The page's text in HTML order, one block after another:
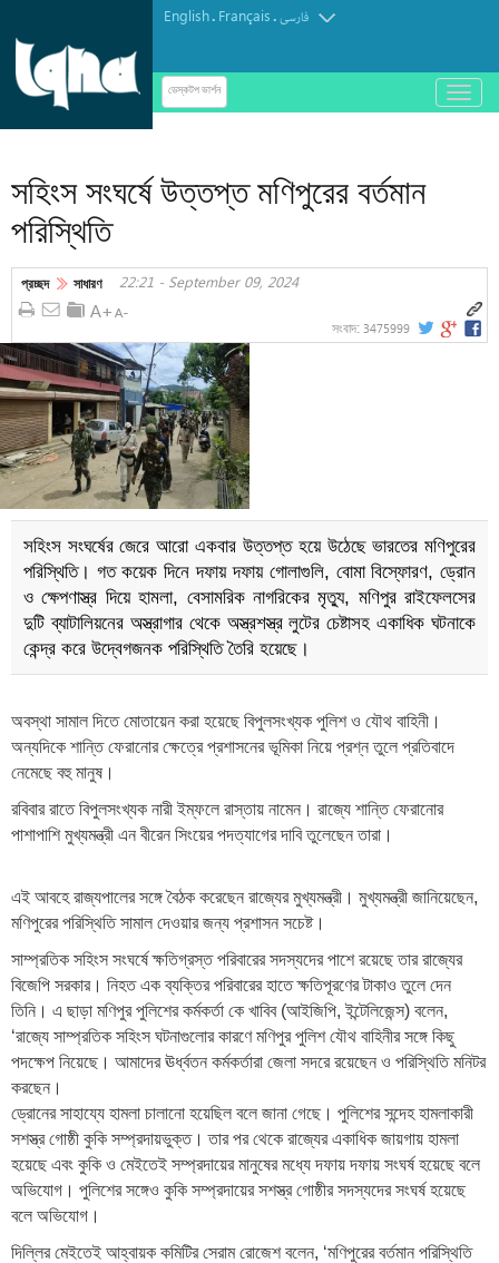
English. Français.فارسی
ডেস্কটপ ভার্শন
باز
و
সহিংস সংঘর্ষে উত্তপ্ত মণিপুরের বর্তমান
পরিস্থিতি
প্রচ্ছদ সাধারণ 22:21 - September 09, 2024
সংবাদ: 3475999
সহিংস সংঘর্ষের জেরে আরো একবার উত্তপ্ত হয়ে উঠেছে ভারতের মণিপুরের
পরিস্থিতি। গত কয়েক দিনে দফায় দফায় গোলাগুলি, বোমা বিস্ফোরণ, ড্রোন
ও ক্ষেপণাস্ত্র দিয়ে হামলা, বেসামরিক নাগরিকের মৃত্যু, মণিপুর রাইফেলসের
দুটি ব্যাটালিয়নের অস্ত্রাগার থেকে অস্ত্রশস্ত্র লুটের চেষ্টাসহ একাধিক ঘটনাকে
কেন্দ্র করে উদ্বেগজনক পরিস্থিতি তৈরি হয়েছে।
অবস্থা সামাল দিতে মোতায়েন করা হয়েছে বিপুলসংখ্যক পুলিশ ও যৌথ বাহিনী।
অন্যদিকে শান্তি ফেরানোর ক্ষেত্রে প্রশাসনের ভূমিকা নিয়ে প্রশ্ন তুলে প্রতিবাদে
নেমেছে বহু মানুষ।
রবিবার রাতে বিপুলসংখ্যক নারী ইম্ফলে রাস্তায় নামেন। রাজ্যে শান্তি ফেরানোর
পাশাপাশি মুখ্যমন্ত্রী এন বীরেন সিংয়ের পদত্যাগের দাবি তুলেছেন তারা।
এই আবহে রাজ্যপালের সঙ্গে বৈঠক করেছেন রাজ্যের মুখ্যমন্ত্রী। মুখ্যমন্ত্রী জানিয়েছেন,
মণিপুরের পরিস্থিতি সামাল দেওয়ার জন্য প্রশাসন সচেষ্ট।
সাম্প্রতিক সহিংস সংঘর্ষে ক্ষতিগ্রস্ত পরিবারের সদস্যদের পাশে রয়েছে তার রাজ্যের
বিজেপি সরকার। নিহত এক ব্যক্তির পরিবারের হাতে ক্ষতিপূরণের টাকাও তুলে দেন
তিনি। এ ছাড়া মণিপুর পুলিশের কর্মকর্তা কে খাবিব (আইজিপি, ইন্টেলিজেন্স) বলেন,
‘রাজ্যে সাম্প্রতিক সহিংস ঘটনাগুলোর কারণে মণিপুর পুলিশ যৌথ বাহিনীর সঙ্গে কিছু
পদক্ষেপ নিয়েছে। আমাদের ঊর্ধ্বতন কর্মকর্তারা জেলা সদরে রয়েছেন ও পরিস্থিতি মনিটর
করছেন।
ড্রোনের সাহায্যে হামলা চালানো হয়েছিল বলে জানা গেছে। পুলিশের সন্দেহ হামলাকারী
সশস্ত্র গোষ্ঠী কুকি সম্প্রদায়ভুক্ত। তার পর থেকে রাজ্যের একাধিক জায়গায় হামলা
হয়েছে এবং কুকি ও মেইতেই সম্প্রদায়ের মানুষের মধ্যে দফায় দফায় সংঘর্ষ হয়েছে বলে
অভিযোগ। পুলিশের সঙ্গেও কুকি সম্প্রদায়ের সশস্ত্র গোষ্ঠীর সদস্যদের সংঘর্ষ হয়েছে
বলে অভিযোগ।
দিল্লির মেইতেই আহ্বায়ক কমিটির সেরাম রোজেশ বলেন, ‘মণিপুরের বর্তমান পরিস্থিতি